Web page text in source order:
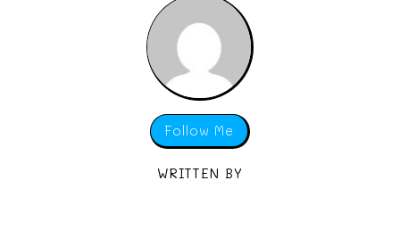
Follow Me
WRITTEN BY